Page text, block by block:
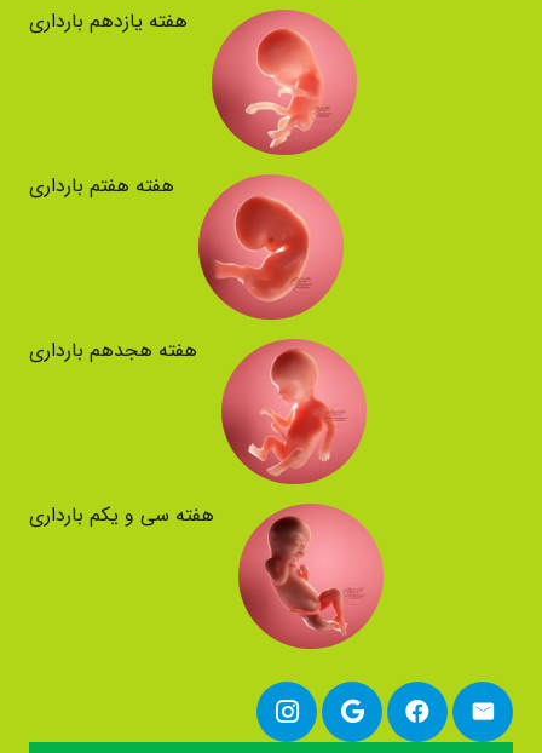
هفته یازدهم بارداری
هفته هفتم بارداری
هفته هجدهم بارداری
هفته سی و یکم بارداری